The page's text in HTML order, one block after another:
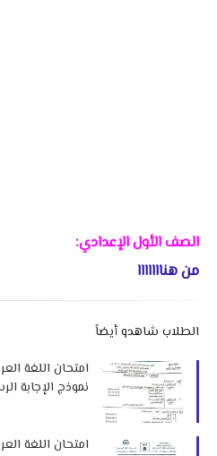
الصف الأول الإعدادي:
من هنااااااا
الطلاب شاهدو أيضاً
امتحان اللغة
نموذج الإجابة
امتحان اللغة